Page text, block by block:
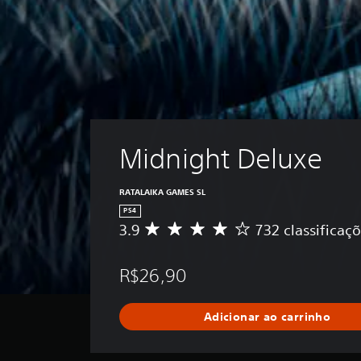
Midnight Deluxe
RATALAIKA GAMES SL
PS4
D
e
t
r
l
3.9 732
R$26,90
Adicionar ao carrinho